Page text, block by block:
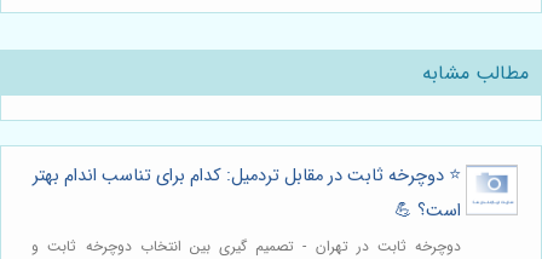
مطالب مشابه
⭐️ دوچرخه ثابت در مقابل تردمیل: کدام برای تناسب اندام بهتر
است؟ 💪
دوچرخه ثابت در تهران - تصمیم گیری بین انتخاب دوچرخه ثابت و